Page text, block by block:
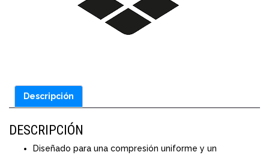
Descripción
DESCRIPCIÓN
Diseñado para una compresión uniforme y un